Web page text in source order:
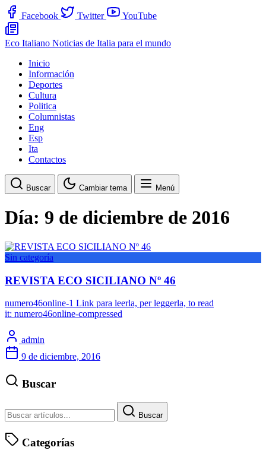
Facebook Twitter YouTube
Eco Italiano Noticias de Italia para el mundo
Inicio
Información
Deportes
Cultura
Politica
Columnistas
Eng
Esp
Ita
Contactos
Buscar Cambiar tema Menú
Día: 9 de diciembre de 2016
Sin categoría
REVISTA ECO SICILIANO Nº 46
numero46online-1 Link para leerla, per leggerla, to read
it: numero46online-compressed
admin
9 de diciembre, 2016
Buscar
Buscar
Categorías